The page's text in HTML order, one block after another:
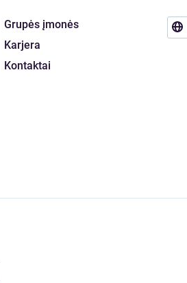
Grupės įmonės
Karjera
Kontaktai